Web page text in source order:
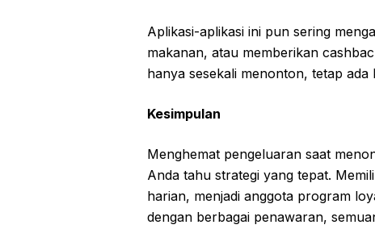
Aplikasi-aplikasi ini pun sering
makanan, atau memberikan
hanya sesekali menonton, tetap
Kesimpulan
Menghemat pengeluaran saat
Anda tahu strategi yang tepat.
harian, menjadi anggota program
dengan berbagai penawaran,